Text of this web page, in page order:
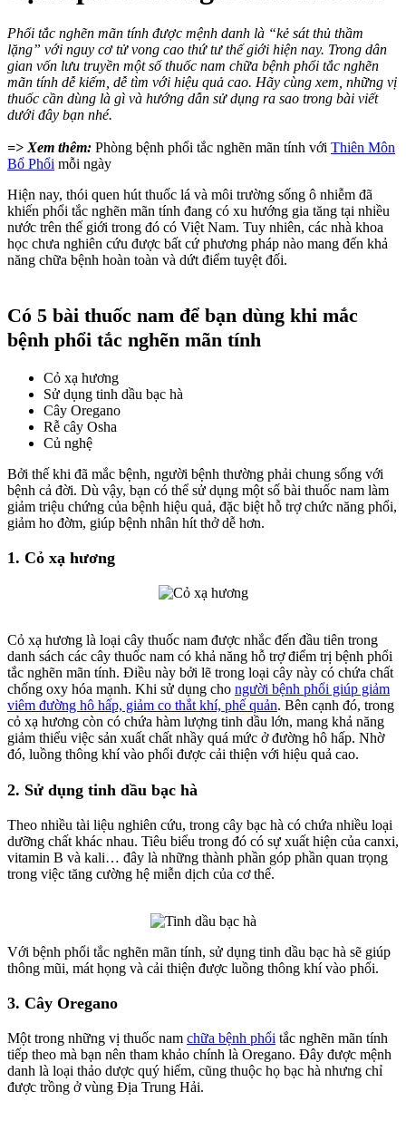
Phổi tắc nghẽn mãn tính được mệnh danh là “kẻ sát thủ thầm
lặng” với nguy cơ tử vong cao thứ tư thế giới hiện nay. Trong dân
gian vốn lưu truyền một số thuốc nam chữa bệnh phổi tắc nghẽn
mãn tính dễ kiếm, dễ tìm với hiệu quả cao. Hãy cùng xem, những vị
thuốc cần dùng là gì và hướng dẫn sử dụng ra sao trong bài viết
dưới đây bạn nhé.
=> Xem thêm: Phòng bệnh phổi tắc nghẽn mãn tính với Thiên Môn
Bổ Phổi mỗi ngày
Hiện nay, thói quen hút thuốc lá và môi trường sống ô nhiễm đã
khiến phổi tắc nghẽn mãn tính đang có xu hướng gia tăng tại nhiều
nước trên thế giới trong đó có Việt Nam. Tuy nhiên, các nhà khoa
học chưa nghiên cứu được bất cứ phương pháp nào mang đến khả
năng chữa bệnh hoàn toàn và dứt điểm tuyệt đối.
Có 5 bài thuốc nam để bạn dùng khi mắc
bệnh phổi tắc nghẽn mãn tính
Cỏ xạ hương
Sử dụng tinh dầu bạc hà
Cây Oregano
Rễ cây Osha
Củ nghệ
Bởi thế khi đã mắc bệnh, người bệnh thường phải chung sống với
bệnh cả đời. Dù vậy, bạn có thể sử dụng một số bài thuốc nam làm
giảm triệu chứng của bệnh hiệu quả, đặc biệt hỗ trợ chức năng phổi,
giảm ho đờm, giúp bệnh nhân hít thở dễ hơn.
1. Cỏ xạ hương
Cỏ xạ hương là loại cây thuốc nam được nhắc đến đầu tiên trong
danh sách các cây thuốc nam có khả năng hỗ trợ điểm trị bệnh phổi
tắc nghẽn mãn tính. Điều này bởi lẽ trong loại cây này có chứa chất
chống oxy hóa mạnh. Khi sử dụng cho người bệnh phổi giúp giảm
viêm đường hô hấp, giảm co thắt khí, phế quản. Bên cạnh đó, trong
cỏ xạ hương còn có chứa hàm lượng tinh dầu lớn, mang khả năng
giảm thiểu việc sản xuất chất nhầy quá mức ở đường hô hấp. Nhờ
đó, luồng thông khí vào phổi được cải thiện với hiệu quả cao.
2. Sử dụng tinh dầu bạc hà
Theo nhiều tài liệu nghiên cứu, trong cây bạc hà có chứa nhiều loại
dưỡng chất khác nhau. Tiêu biểu trong đó có sự xuất hiện của canxi,
vitamin B và kali… đây là những thành phần góp phần quan trọng
trong việc tăng cường hệ miễn dịch của cơ thể.
Với bệnh phổi tắc nghẽn mãn tính, sử dụng tinh dầu bạc hà sẽ giúp
thông mũi, mát họng và cải thiện được luồng thông khí vào phổi.
3. Cây Oregano
Một trong những vị thuốc nam chữa bệnh phổi tắc nghẽn mãn tính
tiếp theo mà bạn nên tham khảo chính là Oregano. Đây được mệnh
danh là loại thảo dược quý hiếm, cũng thuộc họ bạc hà nhưng chỉ
được trồng ở vùng Địa Trung Hải.